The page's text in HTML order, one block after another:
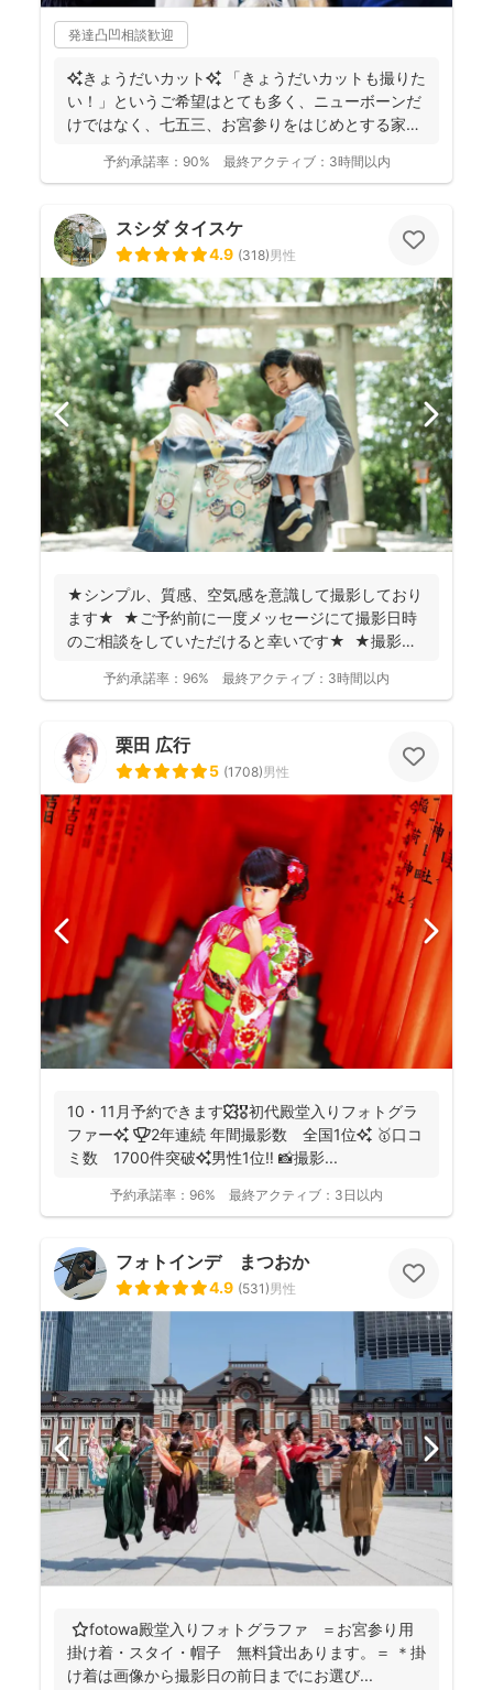
発達凸凹相談歓迎
✨きょうだいカット✨ 「きょうだいカットも撮りた
い！」というご希望はとても多く、ニューボーンだ
けではなく、七五三、お宮参りをはじめとする家族
予約承諾率： 90% 最終アクティブ： 3時間以内
スシダ タイスケ
4.9 (318)男性
★シンプル、質感、空気感を意識して撮影しており
ます★ ★ご予約前に一度メッセージにて撮影日時
のご相談をしていただけると幸いです★ ★撮影に
予約承諾率： 96% 最終アクティブ： 3時間以内
栗田 広行
5 (1708)男性
10・11月予約できます🍁🎖初代殿堂入りフォトグラ
ファー✨ 🏆2年連続 年間撮影数 全国1位✨ 🥇口コ
ミ数 1700件突破✨男性1位‼️ 📸撮影...
予約承諾率： 96% 最終アクティブ： 3日以内
フォトインデ まつおか
4.9 (531)男性
⭐️fotowa殿堂入りフォトグラファ ＝お宮参り用
掛け着・スタイ・帽子 無料貸出あります。＝ ＊掛
け着は画像から撮影日の前日までにお選び...